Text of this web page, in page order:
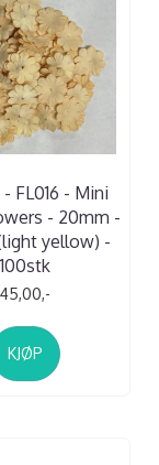
FL016 - Mini
- 20mm -
yellow) -
100stk
45,00,-
KJØP